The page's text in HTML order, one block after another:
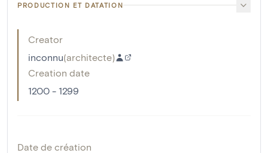
PRODUCTION ET DATATION
Creator
inconnu(architecte)
Creation date
1200 - 1299
Date de création